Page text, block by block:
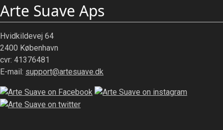
Arte Suave Aps
Hvidkildevej 64
2400 København
cvr: 41376481
E-mail: support@artesuave.dk